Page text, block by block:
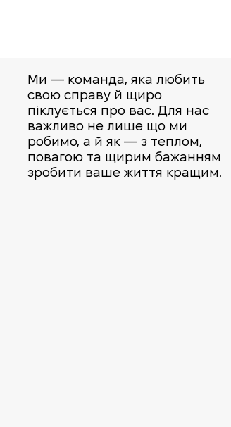
Ми — команда, яка любить
свою справу й щиро
піклується про вас. Для нас
важливо не лише що ми
робимо, а й як — з теплом,
повагою та щирим бажанням
зробити ваше життя кращим.